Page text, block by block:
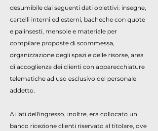
desumibile dai seguenti dati obiettivi: insegne,
cartelli interni ed esterni, bacheche con quote
e palinsesti, mensole e materiale per
compilare proposte di scommessa,
organizzazione degli spazi e delle risorse, area
di accoglienza dei clienti con apparecchiature
telematiche ad uso esclusivo del personale
addetto.
Ai lati dell'ingresso, inoltre, era collocato un
banco ricezione clienti riservato al titolare, ove